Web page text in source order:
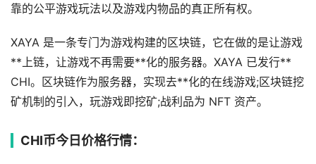
靠的公平游戏玩法以及游戏内物品的真正所有权。
XAYA 是一条专门为游戏构建的区块链，它在做的是让游戏
**上链，让游戏不再需要**化的服务器。XAYA 已发行**
CHI。区块链作为服务器，实现去**化的在线游戏;区块链挖
矿机制的引入，玩游戏即挖矿;战利品为 NFT 资产。
CHI币今日价格行情：